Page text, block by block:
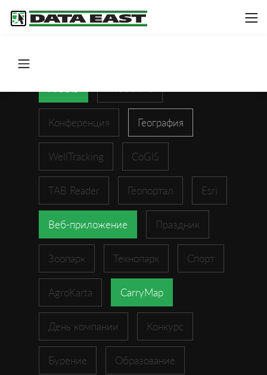
Конференция География
WellTracking CoGIS
TAB Reader Геопортал Esri
Веб-приложение Праздник
Зоопарк Технопарк Спорт
AgroKarta CarryMap
День компании Конкурс
Бурение Образование